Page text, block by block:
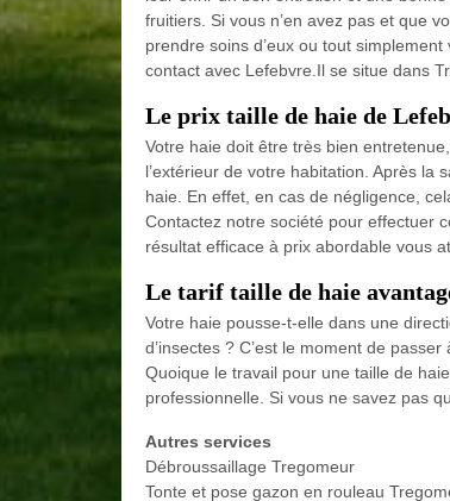
fruitiers. Si vous n’en avez pas et que
prendre soins d’eux ou tout
contact avec Lefebvre.Il se situe dans
Le prix taille de haie de
Votre haie doit être très bien
l’extérieur de votre habitation. Après la
haie. En effet, en cas de négligence,
Contactez notre société pour effectuer
résultat efficace à prix abordable vous
Le tarif taille de haie
Votre haie pousse-t-elle dans une
d’insectes ? C’est le moment de
Quoique le travail pour une taille de
professionnelle. Si vous ne savez pas
Autres services
Débroussaillage Tregomeur
Tonte et pose gazon en rouleau